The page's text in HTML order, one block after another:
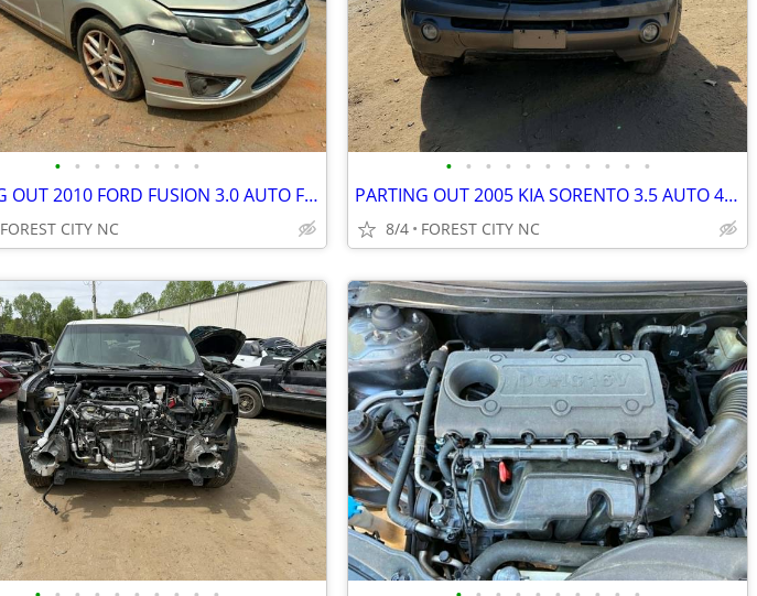
• • • • • • • •
PARTING OUT 2010 FORD FUSION 3.0 AUTO FWD GOOD TRANSMISSION CALL US
FOREST CITY NC
• • • • • • • • • • •
PARTING OUT 2005 KIA SORENTO 3.5 AUTO 4X2 GOOD ENGINE TRANSMISSION
8/4 FOREST CITY NC